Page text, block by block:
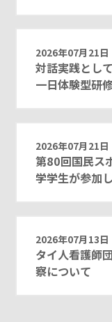
2026年07月21日
対話実践とし
一日体験型研
2026年07月21日
第80回国民ス
学学生が参加
2026年07月13日
タイ人看護師
察について